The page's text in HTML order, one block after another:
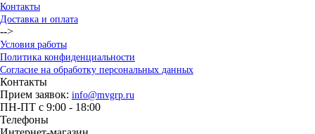
Контакты
Доставка и оплата
-->
Условия работы
Политика конфиденциальности
Согласие на обработку персональных данных
Контакты
Прием заявок: info@mvgrp.ru
ПН-ПТ с 9:00 - 18:00
Телефоны